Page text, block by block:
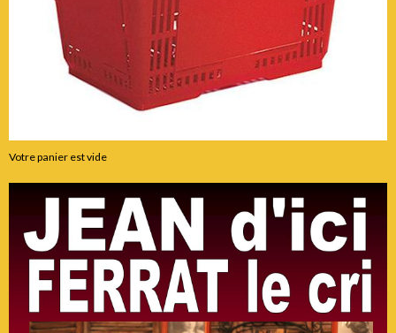
Votre panier est vide